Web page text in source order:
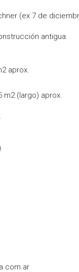
(ex 7 de
antigua.
aprox.
m2 (largo) aprox.